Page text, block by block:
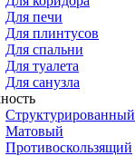
Для печи
Для плинтусов
Для спальни
Для туалета
Для санузла
Структурированный
Матовый
Противоскользящий